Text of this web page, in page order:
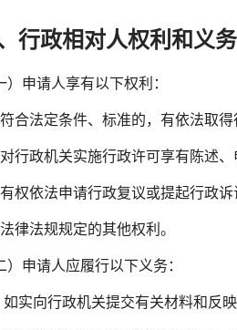
行政相对人权利和义务
）申请人享有以下权利：
合法定条件、标准的，有依法取得
行政机关实施行政许可享有陈述、
权依法申请行政复议或提起行政诉
律法规规定的其他权利。
）申请人应履行以下义务：
如实向行政机关提交有关材料和反